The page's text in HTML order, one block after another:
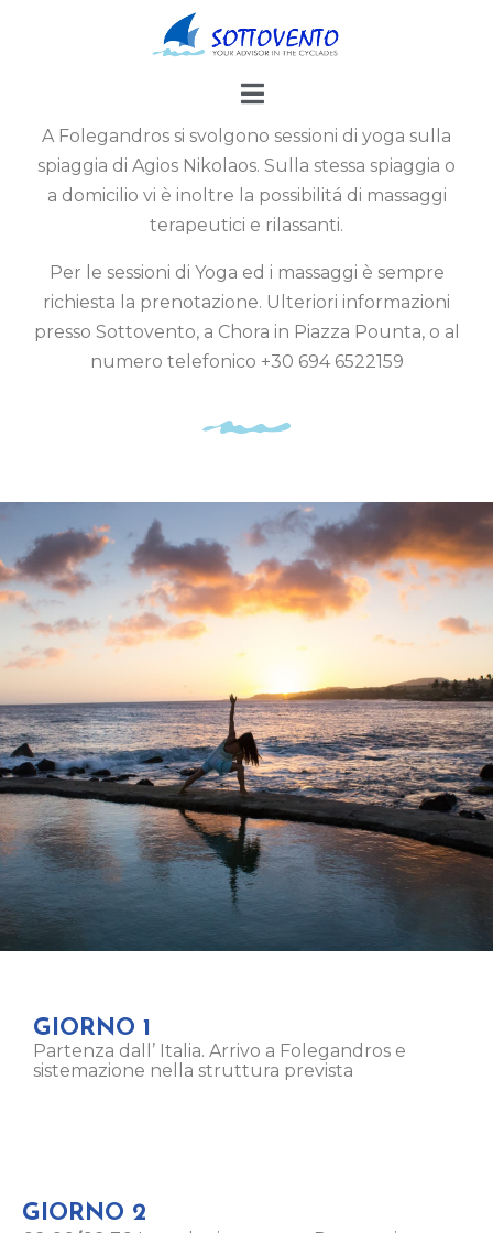
A Folegandros si svolgono sessioni di yoga sulla
spiaggia di Agios Nikolaos. Sulla stessa spiaggia o
a domicilio vi è inoltre la possibilitá di massaggi
terapeutici e rilassanti.
Per le sessioni di Yoga ed i massaggi è sempre
richiesta la prenotazione. Ulteriori informazioni
presso Sottovento, a Chora in Piazza Pounta, o al
numero telefonico +30 694 6522159
GIORNO 1
Partenza dall’ Italia. Arrivo a Folegandros e
sistemazione nella struttura prevista
GIORNO 2